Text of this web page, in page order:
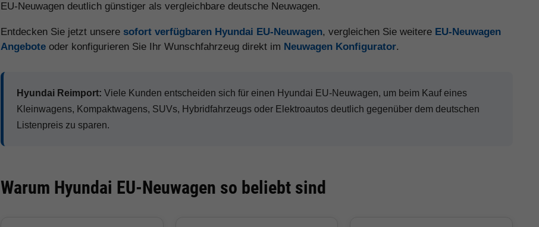
EU-Neuwagen deutlich günstiger als vergleichbare deutsche Neuwagen.
Entdecken Sie jetzt unsere sofort verfügbaren Hyundai EU-Neuwagen, vergleichen Sie weitere EU-Neuwagen
Angebote oder konfigurieren Sie Ihr Wunschfahrzeug direkt im Neuwagen Konfigurator.
Hyundai Reimport: Viele Kunden entscheiden sich für einen Hyundai EU-Neuwagen, um beim Kauf eines
Kleinwagens, Kompaktwagens, SUVs, Hybridfahrzeugs oder Elektroautos deutlich gegenüber dem deutschen
Listenpreis zu sparen.
Warum Hyundai EU-Neuwagen so beliebt sind